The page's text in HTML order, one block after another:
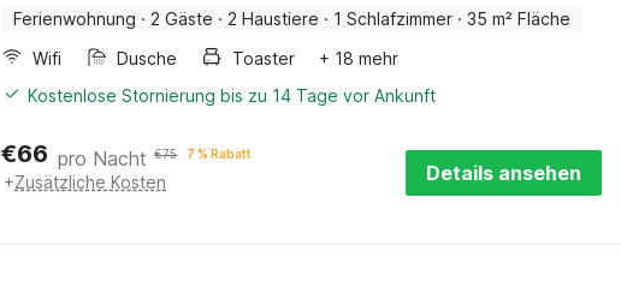
Ferienwohnung · 2 Gäste · 2 Haustiere · 1 Schlafzimmer · 35 m² Fläche
Wifi
Dusche Toaster
+ 18 mehr
Kostenlose Stornierung bis zu 14 Tage vor Ankunft
€66 pro Nacht €75 7 % Rabatt
+Zusätzliche Kosten Details ansehen